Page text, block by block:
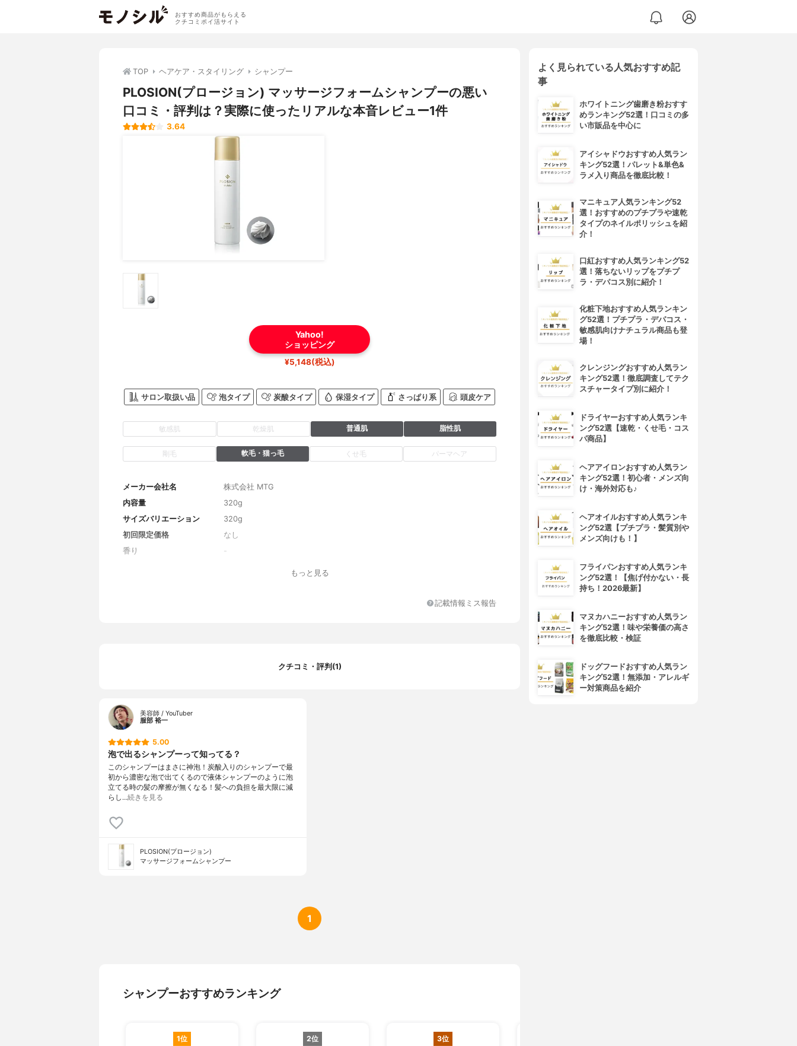
おすすめ商品がもらえる
クチコミポイ活サイト
TOP ヘアケア・スタイリング シャンプー
PLOSION(プロージョン) マッサージフォームシャンプーの悪い
口コミ・評判は？実際に使ったリアルな本音レビュー1件
3.64
Yahoo!
ショッピング
¥5,148(税込)
サロン取扱い品 泡タイプ 炭酸タイプ 保湿タイプ さっぱり系 頭皮ケア
敏感肌 乾燥肌 普通肌 脂性肌
剛毛 軟毛・猫っ毛 くせ毛 パーマヘア
メーカー会社名
株式会社 MTG
内容量
320g
サイズバリエーション
320g
初回限定価格
なし
香り
もっと見る
記載情報ミス報告
クチコミ・評判(1)
美容師 / YouTuber
服部 裕一
5.00
泡で出るシャンプーって知ってる？
このシャンプーはまさに神泡！炭酸入りのシャンプーで最
初から濃密な泡で出てくるので液体シャンプーのように泡
立てる時の髪の摩擦が無くなる！髪への負担を最大限に減
らし…続きを見る
PLOSION(プロージョン)
マッサージフォームシャンプー
1
シャンプーおすすめランキング
1位 2位 3位
よく見られている人気おすすめ記
事
ホワイトニング歯磨き粉おすす
めランキング52選！口コミの多
い市販品を中心に
アイシャドウおすすめ人気ラン
キング52選！パレット&単色&
ラメ入り商品を徹底比較！
マニキュア人気ランキング52
選！おすすめのプチプラや速乾
タイプのネイルポリッシュを紹
介！
口紅おすすめ人気ランキング52
選！落ちないリップをプチプ
ラ・デパコス別に紹介！
化粧下地おすすめ人気ランキン
グ52選！プチプラ・デパコス・
敏感肌向けナチュラル商品も登
場！
クレンジングおすすめ人気ラン
キング52選！徹底調査してテク
スチャータイプ別に紹介！
ドライヤーおすすめ人気ランキ
ング52選【速乾・くせ毛・コス
パ商品】
ヘアアイロンおすすめ人気ラン
キング52選！初心者・メンズ向
け・海外対応も♪
ヘアオイルおすすめ人気ランキ
ング52選【プチプラ・髪質別や
メンズ向けも！】
フライパンおすすめ人気ランキ
ング52選！【焦げ付かない・長
持ち！2026最新】
マヌカハニーおすすめ人気ラン
キング52選！味や栄養価の高さ
を徹底比較・検証
ドッグフードおすすめ人気ラン
キング52選！無添加・アレルギ
ー対策商品を紹介